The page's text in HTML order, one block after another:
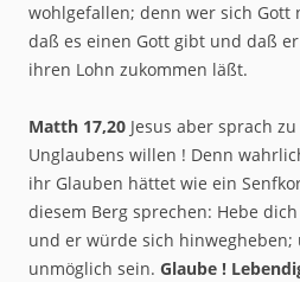
wohlgefallen; denn wer sich Gott
daß es einen Gott gibt und daß
ihren Lohn zukommen läßt.
Matth 17,20 Jesus aber sprach
Unglaubens willen ! Denn
ihr Glauben hättet wie ein
diesem Berg sprechen: Hebe
und er würde sich
unmöglich sein. Glaube !